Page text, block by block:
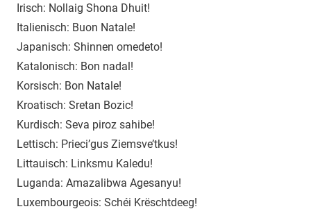
Irisch: Nollaig Shona Dhuit!
Italienisch: Buon Natale!
Japanisch: Shinnen omedeto!
Katalonisch: Bon nadal!
Korsisch: Bon Natale!
Kroatisch: Sretan Bozic!
Kurdisch: Seva piroz sahibe!
Lettisch: Prieci’gus Ziemsve’tkus!
Littauisch: Linksmu Kaledu!
Luganda: Amazalibwa Agesanyu!
Luxembourgeois: Schéi Krëschtdeeg!